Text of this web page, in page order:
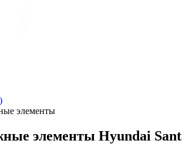
элементы
элементы Hyundai